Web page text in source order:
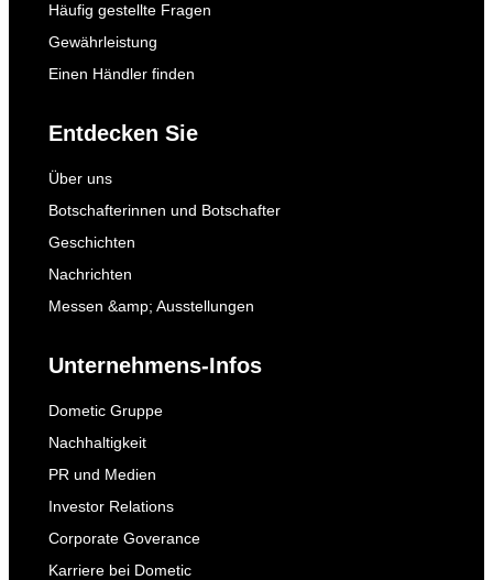
Häufig gestellte Fragen
Gewährleistung
Einen Händler finden
Entdecken Sie
Über uns
Botschafterinnen und Botschafter
Geschichten
Nachrichten
Messen &amp; Ausstellungen
Unternehmens-Infos
Dometic Gruppe
Nachhaltigkeit
PR und Medien
Investor Relations
Corporate Goverance
Karriere bei Dometic